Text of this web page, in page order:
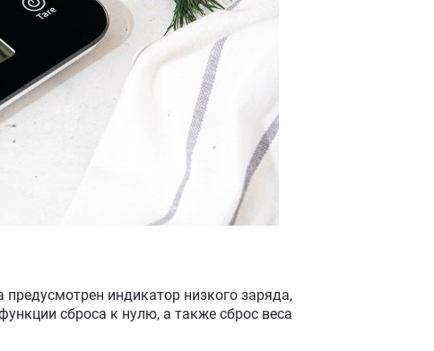
индикатор низкого заряда,
сброса к нулю, а также сброс веса